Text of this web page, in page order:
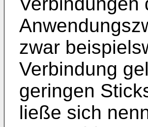
zwar
Verbindung
geringen
ließe sich